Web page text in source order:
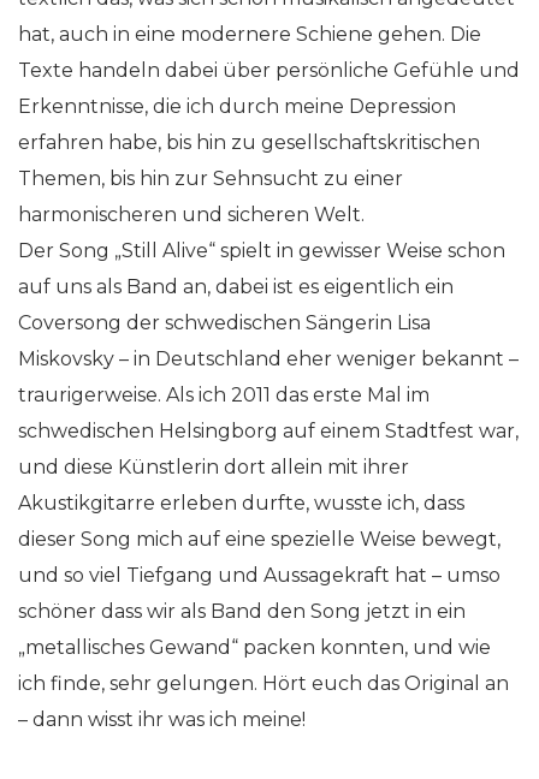
hat, auch in eine modernere Schiene gehen. Die
Texte handeln dabei über persönliche Gefühle und
Erkenntnisse, die ich durch meine Depression
erfahren habe, bis hin zu gesellschaftskritischen
Themen, bis hin zur Sehnsucht zu einer
harmonischeren und sicheren Welt.
Der Song „Still Alive“ spielt in gewisser Weise schon
auf uns als Band an, dabei ist es eigentlich ein
Coversong der schwedischen Sängerin Lisa
Miskovsky – in Deutschland eher weniger bekannt –
traurigerweise. Als ich 2011 das erste Mal im
schwedischen Helsingborg auf einem Stadtfest war,
und diese Künstlerin dort allein mit ihrer
Akustikgitarre erleben durfte, wusste ich, dass
dieser Song mich auf eine spezielle Weise bewegt,
und so viel Tiefgang und Aussagekraft hat – umso
schöner dass wir als Band den Song jetzt in ein
„metallisches Gewand“ packen konnten, und wie
ich finde, sehr gelungen. Hört euch das Original an
– dann wisst ihr was ich meine!